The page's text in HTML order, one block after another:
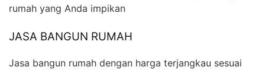
rumah yang Anda impikan
JASA BANGUN RUMAH
Jasa bangun rumah dengan harga terjangkau sesuai